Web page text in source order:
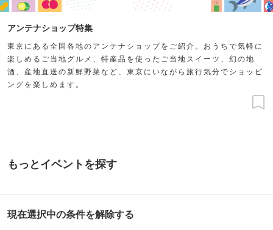
アンテナショップ特集
東京にある全国各地のアンテナショップをご紹介。おうちで気軽に
楽しめるご当地グルメ、特産品を使ったご当地スイーツ、幻の地
酒、産地直送の新鮮野菜など、東京にいながら旅行気分でショッピ
ングを楽しめます。
もっとイベントを探す
現在選択中の条件を解除する